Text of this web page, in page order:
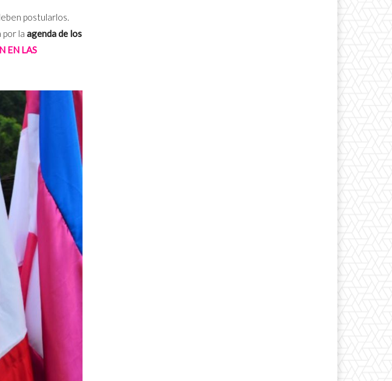
postularlos.
por la agenda de los
EN LAS